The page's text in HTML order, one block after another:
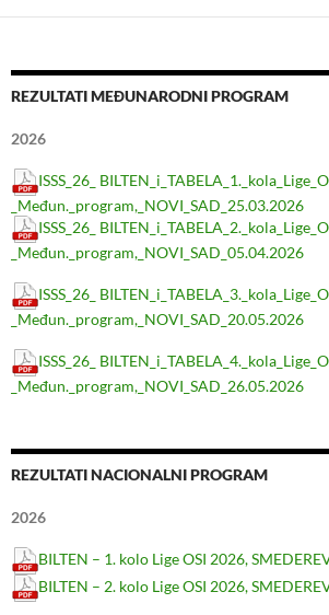
REZULTATI MEĐUNARODNI PROGRAM
2026
ISSS_26_
_Međun._program,_NOVI_SAD_25.03.2026
ISSS_26_
_Međun._program,_NOVI_SAD_05.04.2026
ISSS_26_
_Međun._program,_NOVI_SAD_20.05.2026
ISSS_26_
_Međun._program,_NOVI_SAD_26.05.2026
REZULTATI NACIONALNI PROGRAM
2026
BILTEN – 1. kolo Lige OSI 2026,
BILTEN – 2. kolo Lige OSI 2026,